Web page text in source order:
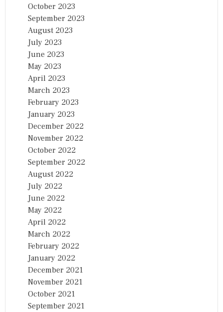
October 2023
September 2023
August 2023
July 2023
June 2023
May 2023
April 2023
March 2023
February 2023
January 2023
December 2022
November 2022
October 2022
September 2022
August 2022
July 2022
June 2022
May 2022
April 2022
March 2022
February 2022
January 2022
December 2021
November 2021
October 2021
September 2021